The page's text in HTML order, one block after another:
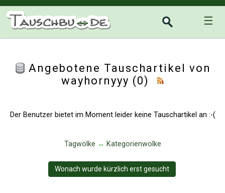
☰
Angebotene Tauschartikel von
wayhornyyy (0)
Der Benutzer bietet im Moment leider keine Tauschartikel an :-(
Tagwolke ↔ Kategorienwolke
Wonach wurde kürzlich erst gesucht